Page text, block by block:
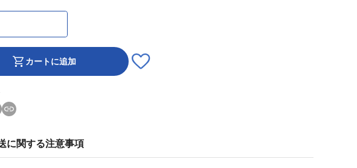
カートに追加
に関する注意事項